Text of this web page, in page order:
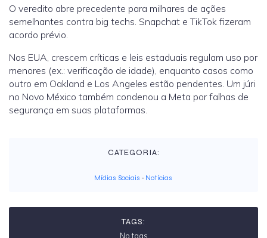
O veredito abre precedente para milhares de ações
semelhantes contra big techs. Snapchat e TikTok fizeram
acordo prévio.
Nos EUA, crescem críticas e leis estaduais regulam uso por
menores (ex.: verificação de idade), enquanto casos como
outro em Oakland e Los Angeles estão pendentes. Um júri
no Novo México também condenou a Meta por falhas de
segurança em suas plataformas.
CATEGORIA:
Mídias Sociais - Notícias
TAGS:
No tags